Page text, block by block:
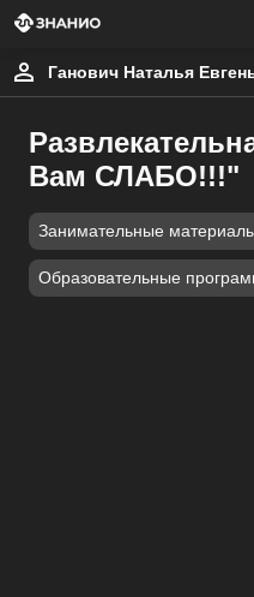
Ганович Наталья
Вам СЛАБО!!!"
Занимательные
Образовательные